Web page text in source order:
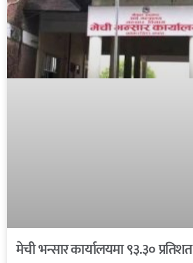
मेची भन्सार कार्यालयमा ९३.३०